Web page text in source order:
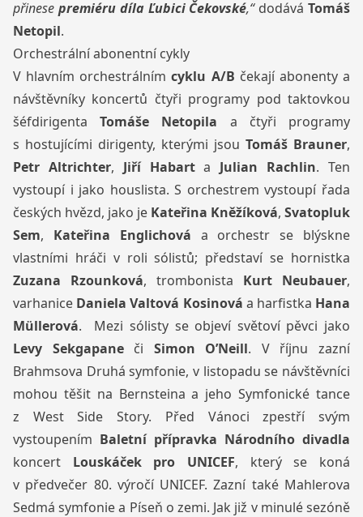
přinese premiéru díla Ľubici Čekovské,“ dodáváTomáš
Netopil.
Orchestrální abonentní cykly
V hlavním orchestrálnímcyklu A/B čekají abonenty a
návštěvníky koncertů čtyři programy pod taktovkou
šéfdirigentaTomáše Netopila a čtyři programy
s hostujícími dirigenty, kterými jsou Tomáš Brauner,
Petr Altrichter, Jiří Habarta Julian Rachlin. Ten
vystoupí i jako houslista. S orchestrem vystoupí řada
českých hvězd, jako je Kateřina Kněžíková, Svatopluk
Sem, Kateřina Englichová a orchestr se blýskne
vlastními hráči v roli sólistů; představí se hornistka
Zuzana Rzounková, trombonista Kurt Neubauer,
varhanice Daniela Valtová Kosinová a harfistka Hana
Müllerová.
Mezi sólisty se objeví světoví pěvci jako
Levy Sekgapaneči Simon O’Neill. V říjnu zazní
Brahmsova Druhá symfonie, v listopadu se návštěvníci
mohou těšit na Bernsteina a jeho Symfonické tance
z West Side Story. Před Vánoci zpestří svým
vystoupením Baletní přípravka Národního divadla
koncert Louskáček pro UNICEF, který se koná
v předvečer 80. výročí UNICEF. Zazní také Mahlerova
Sedmá symfonie a Píseň o zemi. Jak již v minulé sezóně